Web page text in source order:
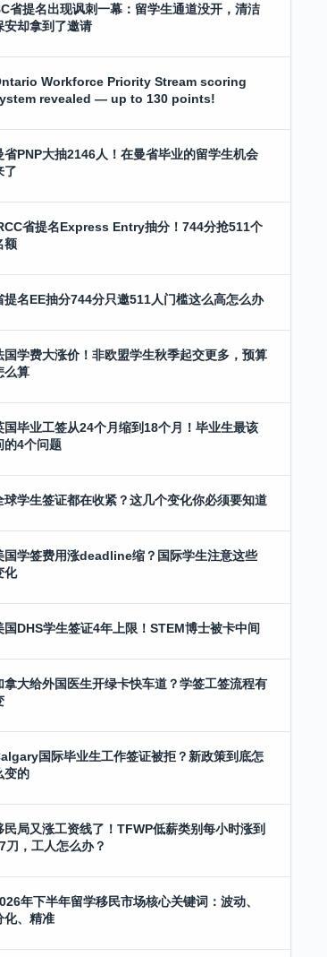
省提名出现讽刺一幕：留学生通道没开，清洁
安却拿到了邀请
Workforce Priority Stream scoring
revealed — up to 130 points!
省PNP大抽2146人！在曼省毕业的留学生机会
了
省提名Express Entry抽分！744分抢511个
额
提名EE抽分744分只邀511人门槛这么高怎么办
国学费大涨价！非欧盟学生秋季起交更多，预算
么算
国毕业工签从24个月缩到18个月！毕业生最该
的4个问题
球学生签证都在收紧？这几个变化你必须要知道
国学签费用涨deadline缩？国际学生注意这些
化
国DHS学生签证4年上限！STEM博士被卡中间
拿大给外国医生开绿卡快车道？学签工签流程有
国际毕业生工作签证被拒？新政策到底怎
变的
民局又涨工资线了！TFWP低薪类别每小时涨到
刀，工人怎么办？
年下半年留学移民市场核心关键词：波动、
化、精准